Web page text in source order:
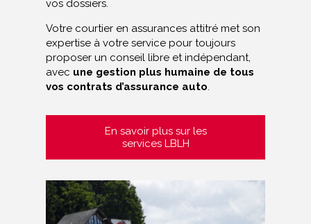
vos dossiers.
Votre courtier en assurances attitré met son
expertise à votre service pour toujours
proposer un conseil libre et indépendant,
avec une gestion plus humaine de tous
vos contrats d’assurance auto.
En savoir plus sur les
services LBLH